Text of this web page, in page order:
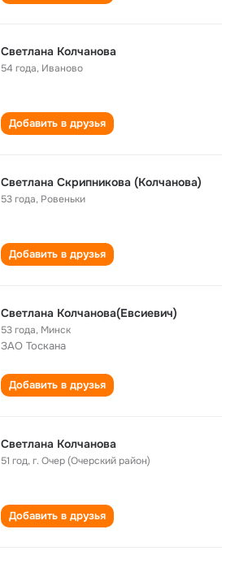
Светлана Колчанова
54 года, Иваново
Добавить в друзья
Светлана Скрипникова (Колчанова)
53 года, Ровеньки
Добавить в друзья
Светлана Колчанова(Евсиевич)
53 года, Минск
ЗАО Тоскана
Добавить в друзья
Светлана Колчанова
51 год,г. Очер (Очерский район)
Добавить в друзья